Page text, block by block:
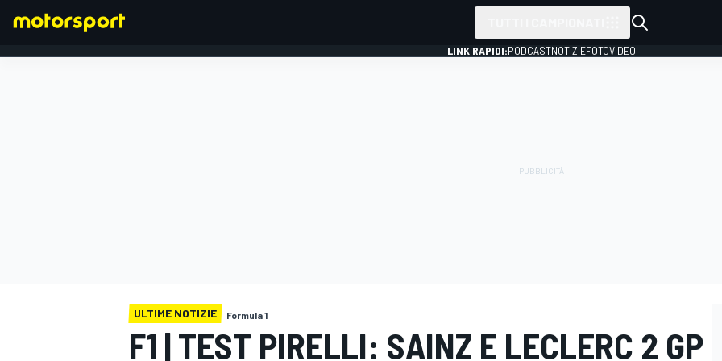
LINK RAPIDI:PODCASTNOTIZIEFOTOVIDEO
ULTIME NOTIZIE Formula 1
F1 | TEST PIRELLI: SAINZ E LECLERC 2 GP